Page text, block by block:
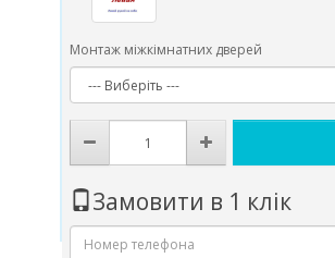
Монтаж міжкімнатних дверей
Замовити в 1 клік